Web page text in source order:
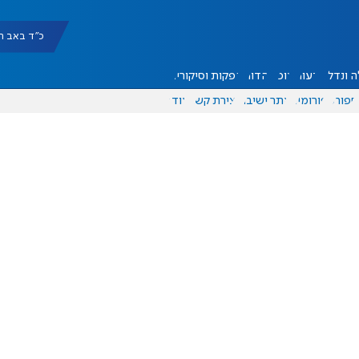
כ"ד באב תשפ"ו
ונדל"ן דעות אוכל יהדות הפקות וסיקורים
ספורט פורומים אתר ישיבה יצירת קשר עוד